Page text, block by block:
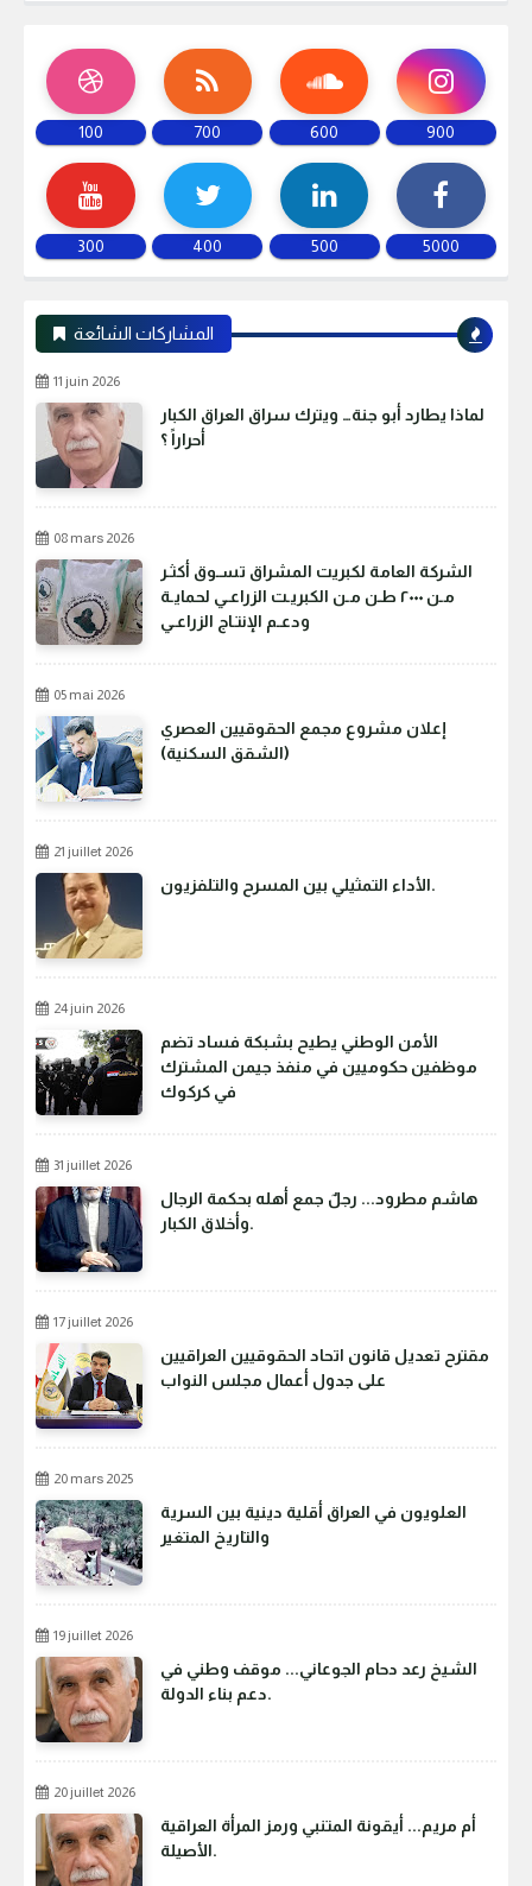
100 700 600 900
300 400 500 5000
المشاركات الشائعة
11 juin 2026
لماذا يطارد أبو جنة… ويترك سراق العراق الكبار
أحراراً ؟
08 mars 2026
الشركة العامة لكبريت المشراق تسـوق أكثـر
مـن ٢٠٠٠ طـن مـن الكبريـت الزراعـي لحمايـة
ودعـم الإنتـاج الزراعـي
05 mai 2026
إعلان مشروع مجمع الحقوقيين العصري
(الشقق السكنية)
21 juillet 2026
الأداء التمثيلي بين المسرح والتلفزيون.
24 juin 2026
الأمن الوطني يطيح بشبكة فساد تضم
موظفين حكوميين في منفذ جيمن المشترك
في كركوك
31 juillet 2026
هاشم مطرود... رجلٌ جمع أهله بحكمة الرجال
وأخلاق الكبار.
17 juillet 2026
مقترح تعديل قانون اتحاد الحقوقيين العراقيين
على جدول أعمال مجلس النواب
20 mars 2025
العلويون في العراق أقلية دينية بين السرية
والتاريخ المتغير
19 juillet 2026
الشيخ رعد دحام الجوعاني... موقف وطني في
دعم بناء الدولة.
20 juillet 2026
أم مريم... أيقونة المتنبي ورمز المرأة العراقية
الأصيلة.